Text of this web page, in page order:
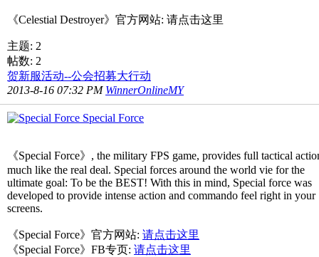
《Celestial Destroyer》官方网站: 请点击这里
主题: 2
帖数: 2
贺新服活动--公会招募大行动
2013-8-16 07:32 PM WinnerOnlineMY
Special Force
《Special Force》, the military FPS game, provides full tactical
much like the real deal. Special forces around the world vie for the
ultimate goal: To be the BEST! With this in mind, Special force was
developed to provide intense action and commando feel right in your
screens.
《Special Force》官方网站: 请点击这里
《Special Force》FB专页: 请点击这里